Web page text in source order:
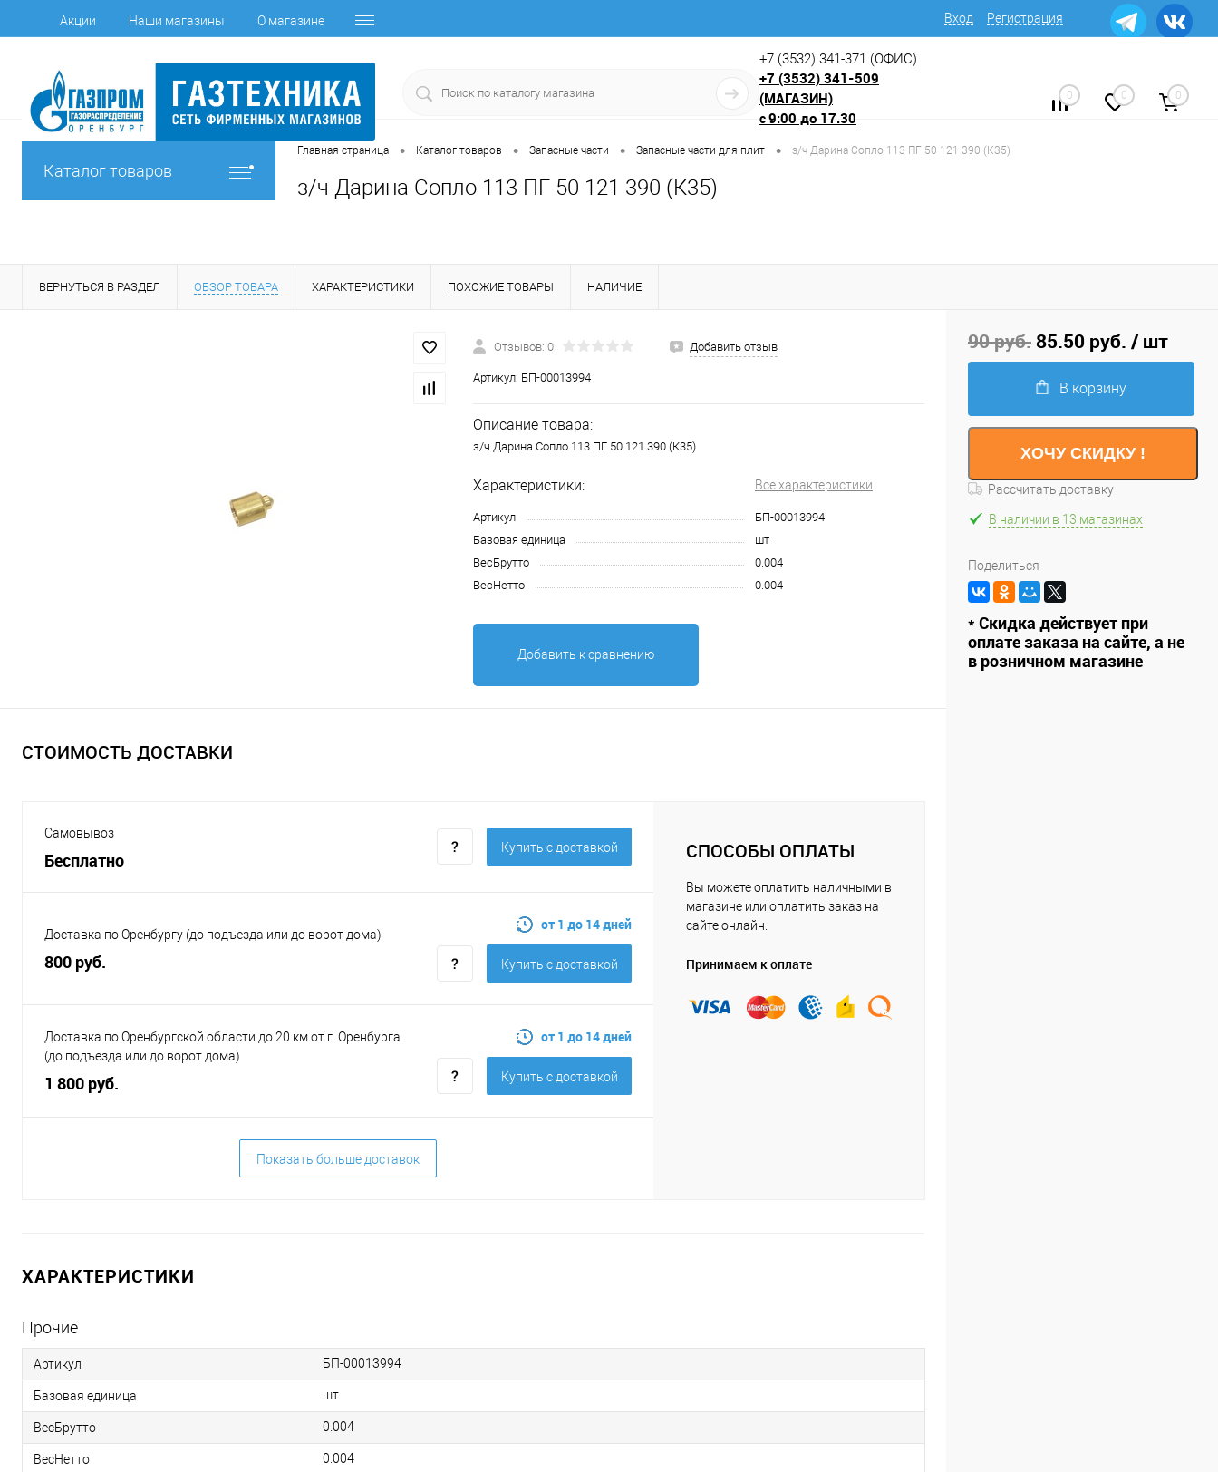
Акции Наши магазины О магазине Вход Регистрация
+7 (3532) 341-371 (ОФИС)
+7 (3532) 341-509
(МАГАЗИН)
с9:00 до 17.30
0 0 0
Каталог товаров
Главная страница • Каталог товаров • Запасные части • Запасные части для плит • з/ч Дарина Сопло 113 ПГ 50 121 390 (К35)
з/ч Дарина Сопло 113 ПГ 50 121 390 (К35)
ВЕРНУТЬСЯ В РАЗДЕЛ ОБЗОР ТОВАРА ХАРАКТЕРИСТИКИ ПОХОЖИЕ ТОВАРЫ НАЛИЧИЕ
Отзывов: 0 Добавить отзыв
Артикул: БП-00013994
Описание товара:
з/ч Дарина Сопло 113 ПГ 50 121 390 (К35)
Характеристики: Все характеристики
Артикул
БП-00013994
Базовая единица
шт
ВесБрутто
0.004
ВесНетто
0.004
Добавить к сравнению
СТОИМОСТЬ ДОСТАВКИ
Самовывоз
Бесплатно
Купить c доставкой
Доставка по Оренбургу (до подъезда или до ворот дома)
800 руб.
от 1 до 14 дней
Купить c доставкой
Доставка по Оренбургской области до 20 км от г. Оренбурга
(до подъезда или до ворот дома)
1 800 руб.
от 1 до 14 дней
Купить c доставкой
Показать больше доставок
СПОСОБЫ ОПЛАТЫ
Вы можете оплатить наличными в
магазине или оплатить заказ на
сайте онлайн.
Принимаем к оплате
ХАРАКТЕРИСТИКИ
Прочие
Артикул БП-00013994
Базовая единица шт
ВесБрутто 0.004
ВесНетто 0.004
90 руб.85.50 руб. / шт
В корзину
ХОЧУ СКИДКУ !
Рассчитать доставку
В наличии в 13 магазинах
Поделиться
* Скидка действует при
оплате заказа на сайте, а не
в розничном магазине